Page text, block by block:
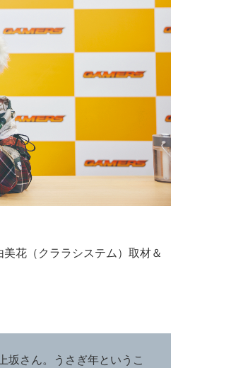
花（クララシステム）取材＆
坂さん。うさぎ年というこ